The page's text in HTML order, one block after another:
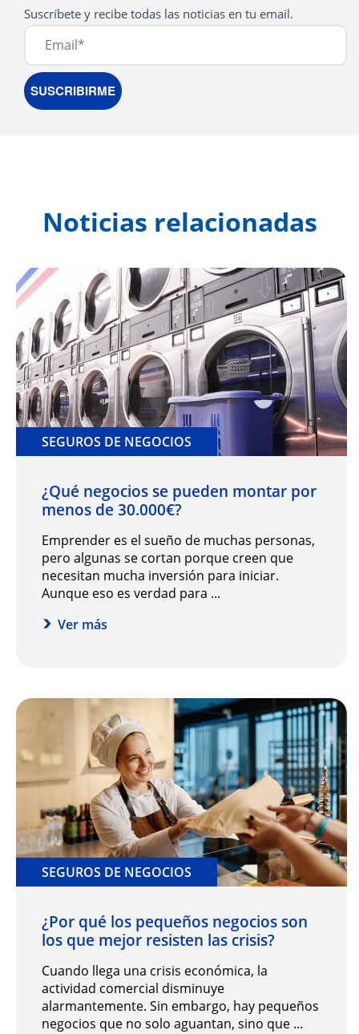
Noticias relacionadas
SEGUROS DE NEGOCIOS
¿Qué negocios se pueden montar por
menos de 30.000€?
Emprender es el sueño de muchas personas,
pero algunas se cortan porque creen que
necesitan mucha inversión para iniciar.
Aunque eso es verdad para ...
Ver más
SEGUROS DE NEGOCIOS
¿Por qué los pequeños negocios son
los que mejor resisten las crisis?
Cuando llega una crisis económica, la
actividad comercial disminuye
alarmantemente. Sin embargo, hay pequeños
negocios que no solo aguantan, sino que ...